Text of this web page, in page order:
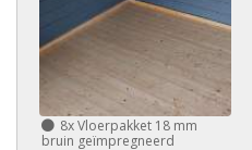
8xVloerpakket 18 mm
bruin geïmpregneerd